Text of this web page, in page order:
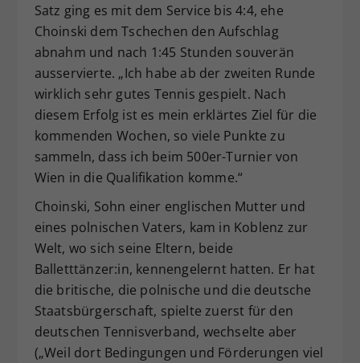
Satz ging es mit dem Service bis 4:4, ehe
Choinski dem Tschechen den Aufschlag
abnahm und nach 1:45 Stunden souverän
ausservierte. „Ich habe ab der zweiten Runde
wirklich sehr gutes Tennis gespielt. Nach
diesem Erfolg ist es mein erklärtes Ziel für die
kommenden Wochen, so viele Punkte zu
sammeln, dass ich beim 500er-Turnier von
Wien in die Qualifikation komme.“
Choinski, Sohn einer englischen Mutter und
eines polnischen Vaters, kam in Koblenz zur
Welt, wo sich seine Eltern, beide
Balletttänzer:in, kennengelernt hatten. Er hat
die britische, die polnische und die deutsche
Staatsbürgerschaft, spielte zuerst für den
deutschen Tennisverband, wechselte aber
(„Weil dort Bedingungen und Förderungen viel